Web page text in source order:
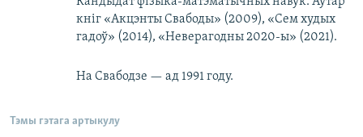
кніг «Акцэнты Свабоды» (2009), «Сем худых
гадоў» (2014), «Неверагодны 2020-ы» (2021).
На Свабодзе — ад 1991 году.
Тэмы гэтага артыкулу